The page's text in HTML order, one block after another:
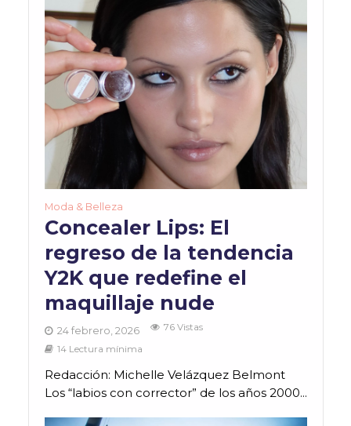
Moda & Belleza
Concealer Lips: El
regreso de la tendencia
Y2K que redefine el
maquillaje nude
24 febrero, 2026
76 Vistas
14 Lectura mínima
Redacción: Michelle Velázquez Belmont
Los “labios con corrector” de los años 2000...